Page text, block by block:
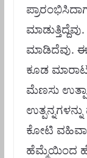
ಮಾಡಿದೆವು. ಈ
ಕೂಡ
ಮೆಣಸು
ಕೋಟಿ
ಹೆಮ್ಮೆಯಿಂದ